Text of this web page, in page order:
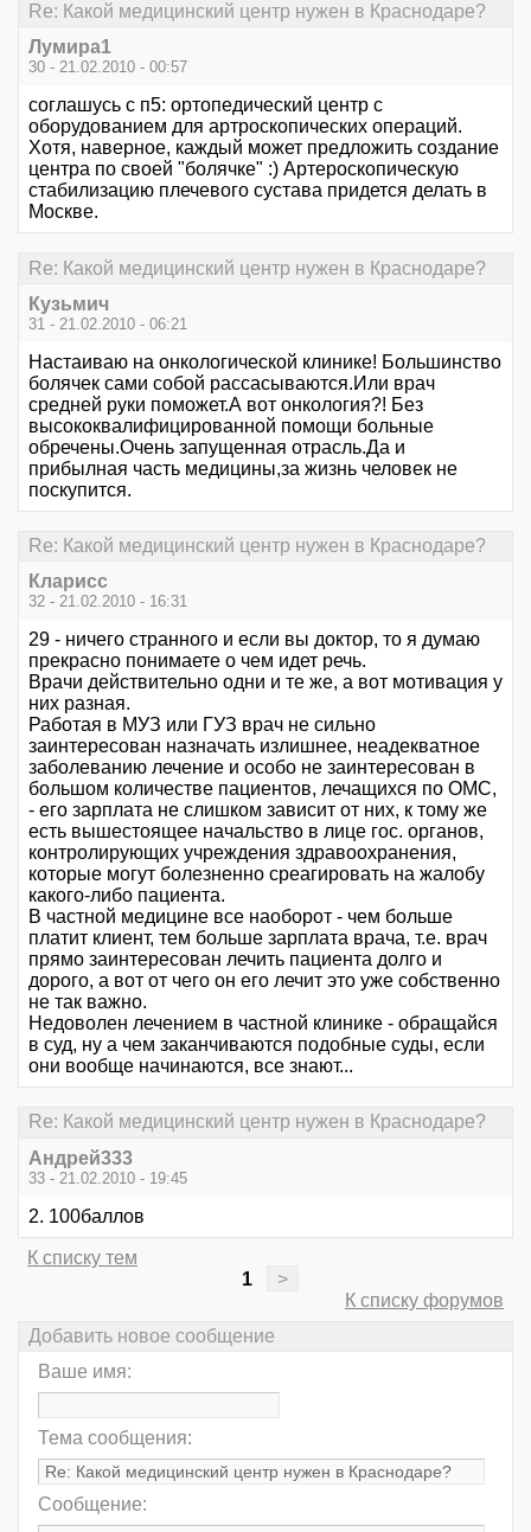
Re: Какой медицинский центр нужен в Краснодаре?
Лумира1
30 - 21.02.2010 - 00:57
соглашусь с п5: ортопедический центр с
оборудованием для артроскопических операций.
Хотя, наверное, каждый может предложить создание
центра по своей "болячке" :) Артероскопическую
стабилизацию плечевого сустава придется делать в
Москве.
Re: Какой медицинский центр нужен в Краснодаре?
Кузьмич
31 - 21.02.2010 - 06:21
Настаиваю на онкологической клинике! Большинство
болячек сами собой рассасываются.Или врач
средней руки поможет.А вот онкология?! Без
высококвалифицированной помощи больные
обречены.Очень запущенная отрасль.Да и
прибылная часть медицины,за жизнь человек не
поскупится.
Re: Какой медицинский центр нужен в Краснодаре?
Кларисс
32 - 21.02.2010 - 16:31
29 - ничего странного и если вы доктор, то я думаю
прекрасно понимаете о чем идет речь.
Врачи действительно одни и те же, а вот мотивация у
них разная.
Работая в МУЗ или ГУЗ врач не сильно
заинтересован назначать излишнее, неадекватное
заболеванию лечение и особо не заинтересован в
большом количестве пациентов, лечащихся по ОМС,
- его зарплата не слишком зависит от них, к тому же
есть вышестоящее начальство в лице гос. органов,
контролирующих учреждения здравоохранения,
которые могут болезненно среагировать на жалобу
какого-либо пациента.
В частной медицине все наоборот - чем больше
платит клиент, тем больше зарплата врача, т.е. врач
прямо заинтересован лечить пациента долго и
дорого, а вот от чего он его лечит это уже собственно
не так важно.
Недоволен лечением в частной клинике - обращайся
в суд, ну а чем заканчиваются подобные суды, если
они вообще начинаются, все знают...
Re: Какой медицинский центр нужен в Краснодаре?
Андрей333
33 - 21.02.2010 - 19:45
2. 100баллов
К списку тем
1
>
К списку форумов
Добавить новое сообщение
Ваше имя:
Тема сообщения:
Сообщение: